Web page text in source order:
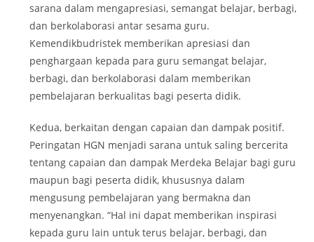
sarana dalam mengapresiasi, semangat belajar, berbagi,
dan berkolaborasi antar sesama guru.
Kemendikbudristek memberikan apresiasi dan
penghargaan kepada para guru semangat belajar,
berbagi, dan berkolaborasi dalam memberikan
pembelajaran berkualitas bagi peserta didik.
Kedua, berkaitan dengan capaian dan dampak positif.
Peringatan HGN menjadi sarana untuk saling bercerita
tentang capaian dan dampak Merdeka Belajar bagi guru
maupun bagi peserta didik, khususnya dalam
mengusung pembelajaran yang bermakna dan
menyenangkan. “Hal ini dapat memberikan inspirasi
kepada guru lain untuk terus belajar, berbagi, dan